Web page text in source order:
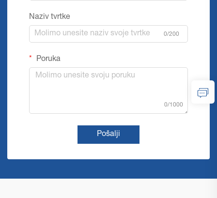
Naziv tvrtke
0/200
Poruka
0/1000
Pošalji